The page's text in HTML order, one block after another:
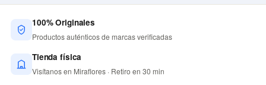
100% Originales
Productos auténticos de marcas verificadas
Tienda física
Visítanos en Miraflores · Retiro en 30 min